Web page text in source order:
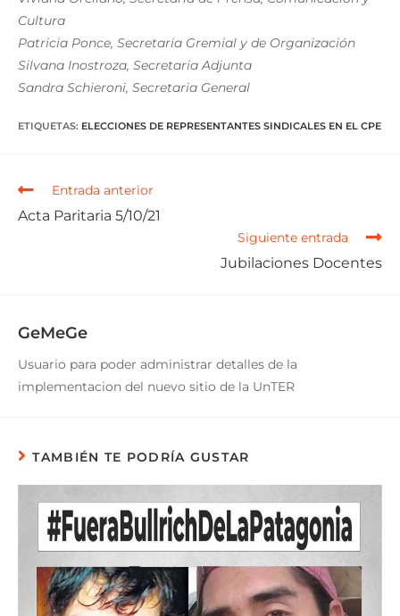
Cultura
Patricia Ponce, Secretaria Gremial y de Organización
Silvana Inostroza, Secretaria Adjunta
Sandra Schieroni, Secretaria General
ETIQUETAS: ELECCIONES DE REPRESENTANTES SINDICALES EN EL CPE
Entrada anterior
Acta Paritaria 5/10/21
Siguiente entrada
Jubilaciones Docentes
GeMeGe
Usuario para poder administrar detalles de la
implementacion del nuevo sitio de la UnTER
TAMBIÉN TE PODRÍA GUSTAR